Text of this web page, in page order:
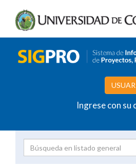
Ingrese con